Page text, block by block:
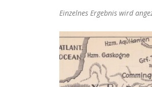
Einzelnes Ergebnis wird